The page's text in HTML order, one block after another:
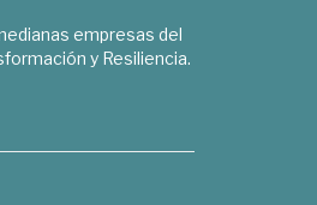
empresas del
y Resiliencia.